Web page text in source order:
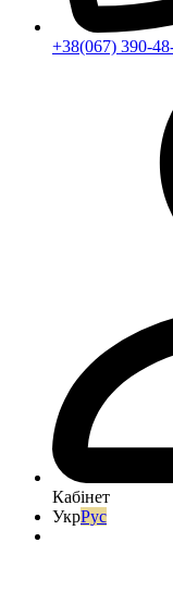
+38(067) 390-
Кабінет
УкрРус